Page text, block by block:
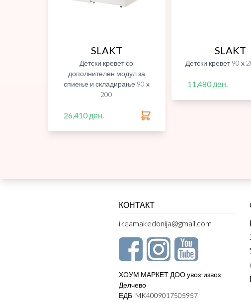
SLAKT
Детски кревет со
дополнителен модул за
спиење и складирање 90 х
200
26,410 ден.
SLAKT
Детски кревет 90 х
11,480 ден.
КОНТАКТ
ikeamakedonija@gmail.com
ХОУМ МАРКЕТ ДОО увоз-извоз
Делчево
ЕДБ: MK4009017505957